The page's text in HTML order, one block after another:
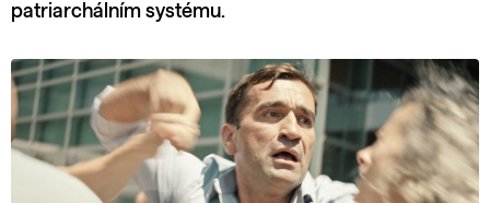
patriarchálním systému.